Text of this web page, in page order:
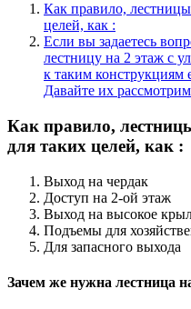
Как правило,
целей, как :
Если вы задаетесь
лестницу на 2 этаж с
к таким конструкциям
Давайте их
Как правило,
для таких целей, как :
Выход на чердак
Доступ на 2-ой этаж
Выход на высокое
Подъемы для
Для запасного выхода
Зачем же нужна лестница